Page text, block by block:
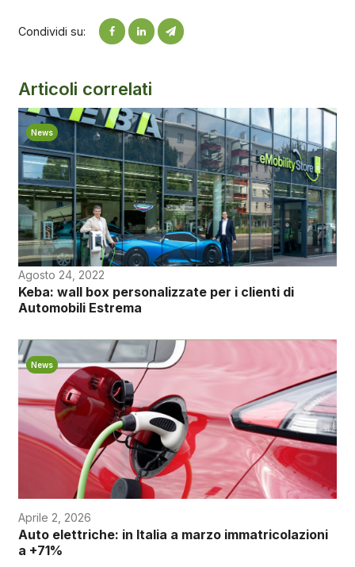
Condividi su:
Articoli correlati
News
Agosto 24, 2022
Keba: wall box personalizzate per i clienti di
Automobili Estrema
News
Aprile 2, 2026
Auto elettriche: in Italia a marzo immatricolazioni
a +71%